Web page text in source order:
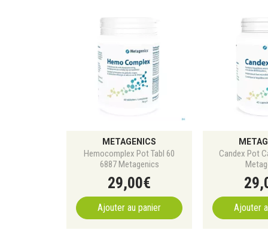
METAGENICS
Hemocomplex Pot Tabl 60
6887 Metagenics
29,00€
Ajouter au panier
Candex Pot
29,
Ajouter